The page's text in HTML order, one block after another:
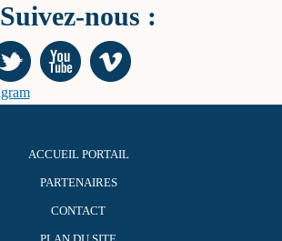
Suivez-nous :
ACCUEIL PORTAIL
PARTENAIRES
CONTACT